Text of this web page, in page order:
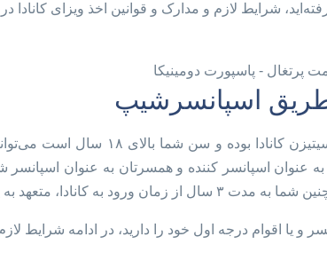
شرایط لازم و مدارک و قوانین اخذ ویزای
طریق اسپانسرشیپ
اگر شما دارای اقامت دائم
هزینه‌های فرد اسپانسر شده خواهید بود.
و یا اقوام درجه اول خود را دارید، در ادامه